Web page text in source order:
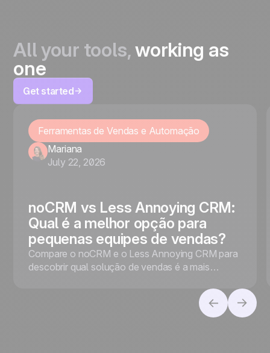
All your tools,working as
one
Get started
Ferramentas de Vendas e Automação
Mariana
July 22, 2026
noCRM vs Less Annoying CRM:
Qual é a melhor opção para
pequenas equipes de vendas?
Compare o noCRM e o Less Annoying CRM para
descobrir qual solução de vendas é a mais
a conversão de leads ou a gestão de contatos.